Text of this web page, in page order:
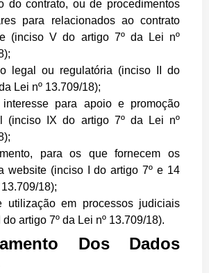
do contrato, ou de procedimentos
para relacionados ao contrato
(inciso V do artigo 7º da Lei nº
legal ou regulatória (inciso II do
Lei nº 13.709/18);
interesse para apoio e promoção
(inciso IX do artigo 7º da Lei nº
para os que fornecem os
website (inciso I do artigo 7º e 14
18);
utilização em processos judiciais
artigo 7º da Lei nº 13.709/18).
Dos Dados